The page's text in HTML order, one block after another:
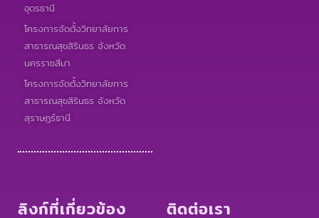
อุดรธานี
โครงการจัดตั้งวิทยาลัยการ
สาธารณสุขสิรินธร จังหวัด
นครราชสีมา
โครงการจัดตั้งวิทยาลัยการ
สาธารณสุขสิรินธร จังหวัด
สุราษฎร์ธานี
ลิงก์ที่เกี่ยวข้อง ติดต่อเรา